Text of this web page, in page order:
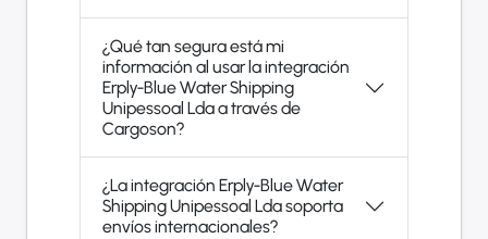
¿Qué tan segura está mi
información al usar la integración
Erply-Blue Water Shipping
Unipessoal Lda a través de
Cargoson?
¿La integración Erply-Blue Water
Shipping Unipessoal Lda soporta
envíos internacionales?